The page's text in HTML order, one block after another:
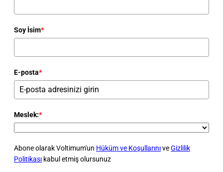
Soy İsim*
E-posta*
Meslek:*
Abone olarak Voltimum'un Hüküm ve KoşullarınıveGizlilik
Politikası kabul etmiş olursunuz